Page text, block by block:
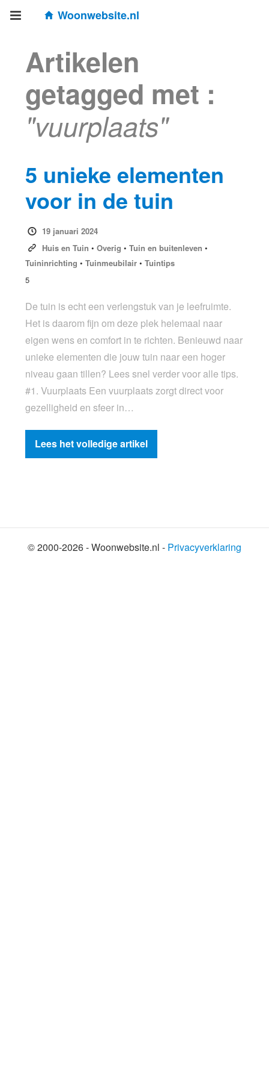
Woonwebsite.nl
Artikelen
getagged met :
"vuurplaats"
5 unieke elementen
voor in de tuin
19 januari 2024
Huis en Tuin • Overig • Tuin en buitenleven •
Tuininrichting •Tuinmeubilair •Tuintips
5
De tuin is echt een verlengstuk van je leefruimte.
Het is daarom fijn om deze plek helemaal naar
eigen wens en comfort in te richten. Benieuwd naar
unieke elementen die jouw tuin naar een hoger
niveau gaan tillen? Lees snel verder voor alle tips.
#1. Vuurplaats Een vuurplaats zorgt direct voor
gezelligheid en sfeer in…
Lees het volledige artikel
© 2000-2026 - Woonwebsite.nl - Privacyverklaring